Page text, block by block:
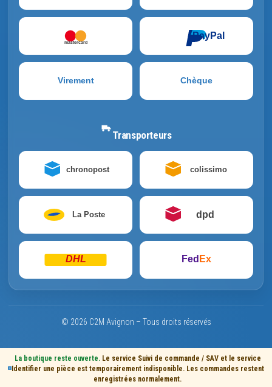
mastercard
PayPal
Virement Chèque
Transporteurs
chronopost colissimo
La Poste dpd
DHL Fed Ex
© 2026 C2M Avignon – Tous droits réservés
La boutique reste ouverte.Le service Suivi de commande / SAV et le service
Identifier une pièce est temporairement indisponible. Les commandes restent
enregistrées normalement.